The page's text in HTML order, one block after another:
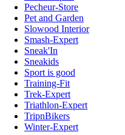
Pecheur-Store
Pet and Garden
Slowood Interior
Smash-Expert
Sneak'In
Sneakids
Sport is good
Training-Fit
Trek-Expert
Triathlon-Expert
TripnBikers
Winter-Expert